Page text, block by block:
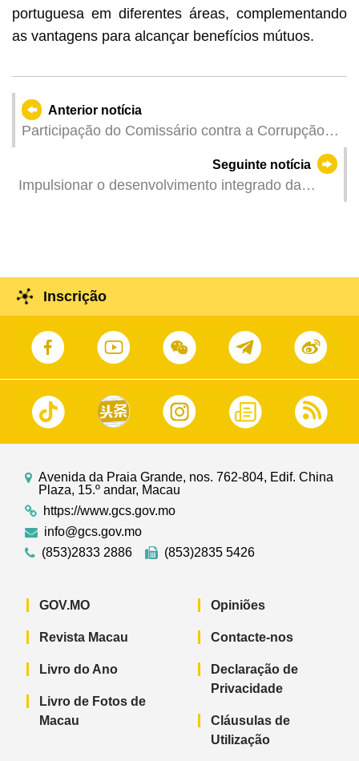
portuguesa em diferentes áreas, complementando
as vantagens para alcançar benefícios mútuos.
Anterior notícia
Participação do Comissário contra a Corrupção,
Seda Íntegra” realizado em PequimSeguinte notícia
Impulsionar o desenvolvimento integrado da
Inscrição
Avenida da Praia Grande, nos. 762-804, Edif. China
Plaza, 15.º andar, Macau
https://www.gcs.gov.mo
info@gcs.gov.mo
(853)2833 2886
(853)2835 5426
GOV.MO
Revista Macau
Livro do Ano
Livro de Fotos de
Macau
Opiniões
Contacte-nos
Declaração de
Privacidade
Cláusulas de
Utilização